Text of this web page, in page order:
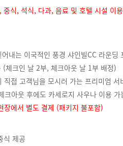
식, 석식, 다과, 음료 및 호텔 시설 이
내는 이국적인 풍경 샤인빌CC 라운딩
체크인 날 2부, 체크아웃 날 1부 배정)
접 고객님을 모시러 가는 프리미엄 서
아웃 후에도 카세로지 사우나 이용 가
장에서 별도 결제 (패키지 불포함)
식 제공